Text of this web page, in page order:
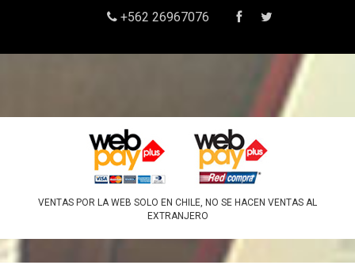
+562 26967076
VENTAS POR LA WEB SOLO EN CHILE, NO SE HACEN VENTAS AL
EXTRANJERO